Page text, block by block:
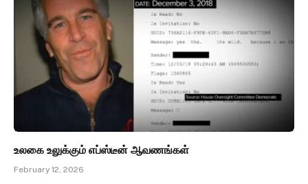
உலகை உலுக்கும் எப்ஸ்டீன் ஆவணங்கள்
February 12, 2026